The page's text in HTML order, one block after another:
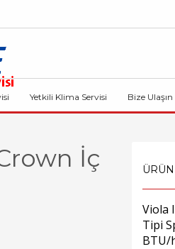
Yetkili Klima Servisi Bize Ulaşın
İç
Viola
Tipi
BTU/